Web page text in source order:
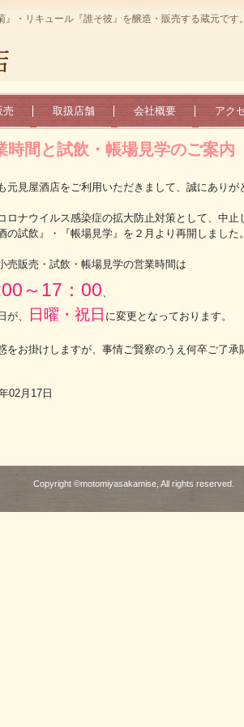
・リキュール『誰そ彼』を醸造・販売する蔵元です。
売 取扱店舗 会社概要 アク
時間と試飲・帳場見学のご案内
元見屋酒店をご利用いただきまして、誠にありが
ロナウイルス感染症の拡大防止対策として、中止
の試飲』・『帳場見学』を２月より再開しました。
売販売・試飲・帳場見学の営業時間は
～17：00
が、
日曜・祝日 に変更となっております。
をお掛けしますが、事情ご賢察のうえ何卒ご了承
02月17日
Copyright ©motomiyasakamise, All rights reserved.